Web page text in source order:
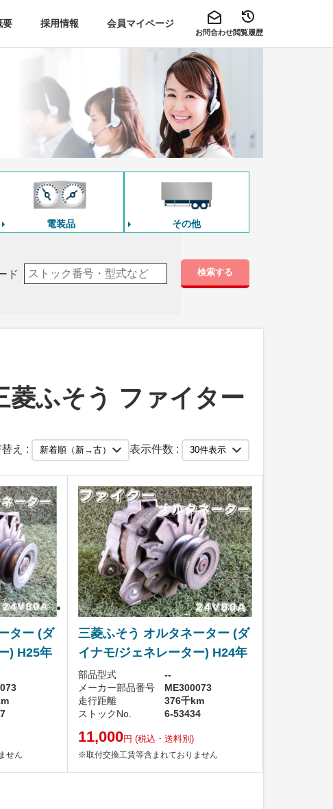
要 採用情報 会員マイページ
お問合わせ閲覧履歴
電装品 その他
ド 検索する
菱ふそう ファイター
え : 表示件数 :
ター (ダ
) H25年
せん
三菱ふそう オルタネーター (ダ
イナモ/ジェネレーター) H24年
部品型式
--
メーカー部品番号
ME300073
走行距離
376千km
ストックNo.
6-53434
11,000円 (税込・送料別)
※取付交換工賃等含まれておりません